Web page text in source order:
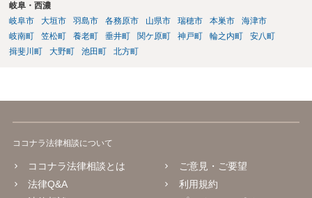
岐阜・西濃
岐阜市
大垣市 羽島市 各務原市 山県市 瑞穂市 本巣市
海津市
岐南町
笠松町 養老町 垂井町 関ケ原町 神戸町 輪之内町
安八町
揖斐川町
大野町 池田町 北方町
ココナラ法律相談について
ココナラ法律相談とは
法律Q&A
ご意見・ご要望
利用規約